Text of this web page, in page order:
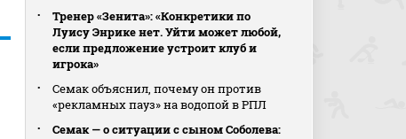
Тренер «Зенита»: «Конкретики по
Луису Энрике нет. Уйти может любой,
если предложение устроит клуб и
игрока»
Семак объяснил, почему он против
«рекламных пауз» на водопой в РПЛ
Семак — о ситуации с сыном Соболева: